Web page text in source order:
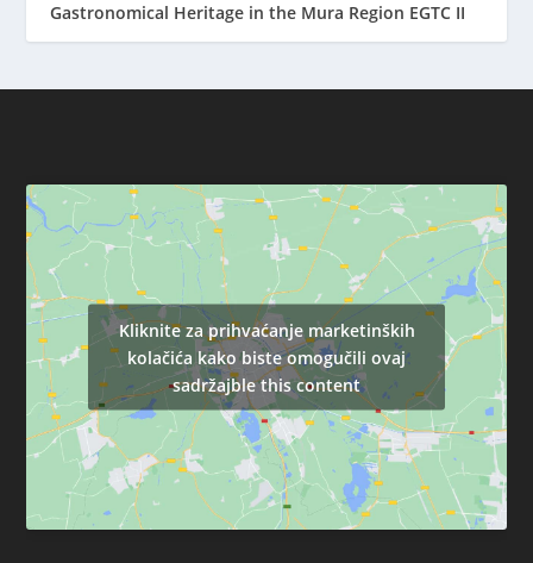
Gastronomical Heritage in the Mura Region EGTC II
Kliknite za prihvaćanje marketinških
kolačića kako biste omogučili ovaj
sadržajble this content